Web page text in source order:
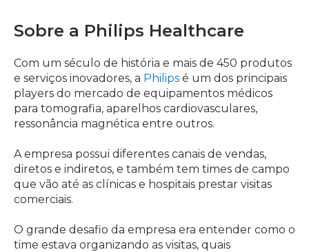
Sobre a Philips Healthcare
Com um século de história e mais de 450 produtos
e serviços inovadores, a Philips é um dos principais
players do mercado de equipamentos médicos
para tomografia, aparelhos cardiovasculares,
ressonância magnética entre outros.
A empresa possui diferentes canais de vendas,
diretos e indiretos, e também tem times de campo
que vão até as clínicas e hospitais prestar visitas
comerciais.
O grande desafio da empresa era entender como o
time estava organizando as visitas, quais